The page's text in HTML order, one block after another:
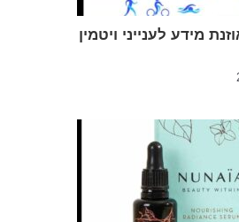
מידע לענייני ויטמין